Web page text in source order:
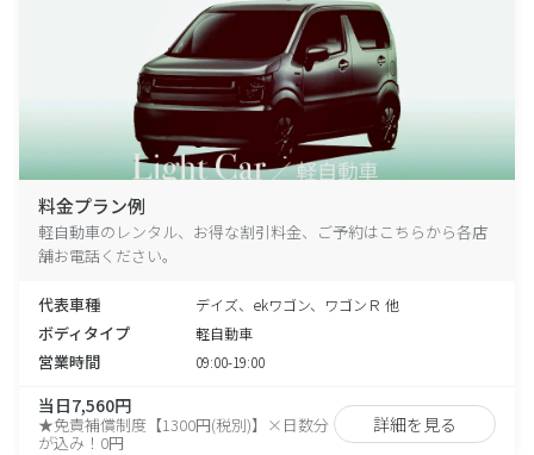
料金プラン例
軽自動車のレンタル、お得な割引料金、ご予約はこちらから各店
舗お電話ください。
代表車種 デイズ、ekワゴン、ワゴンＲ 他
ボディタイプ 軽自動車
営業時間 09:00-19:00
当日7,560円
★免責補償制度【1300円(税別)】×日数分
が込み！0円
詳細を見る